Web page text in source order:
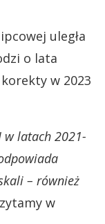
uległa
o lata
w 2023
w latach 2021-
– również
w